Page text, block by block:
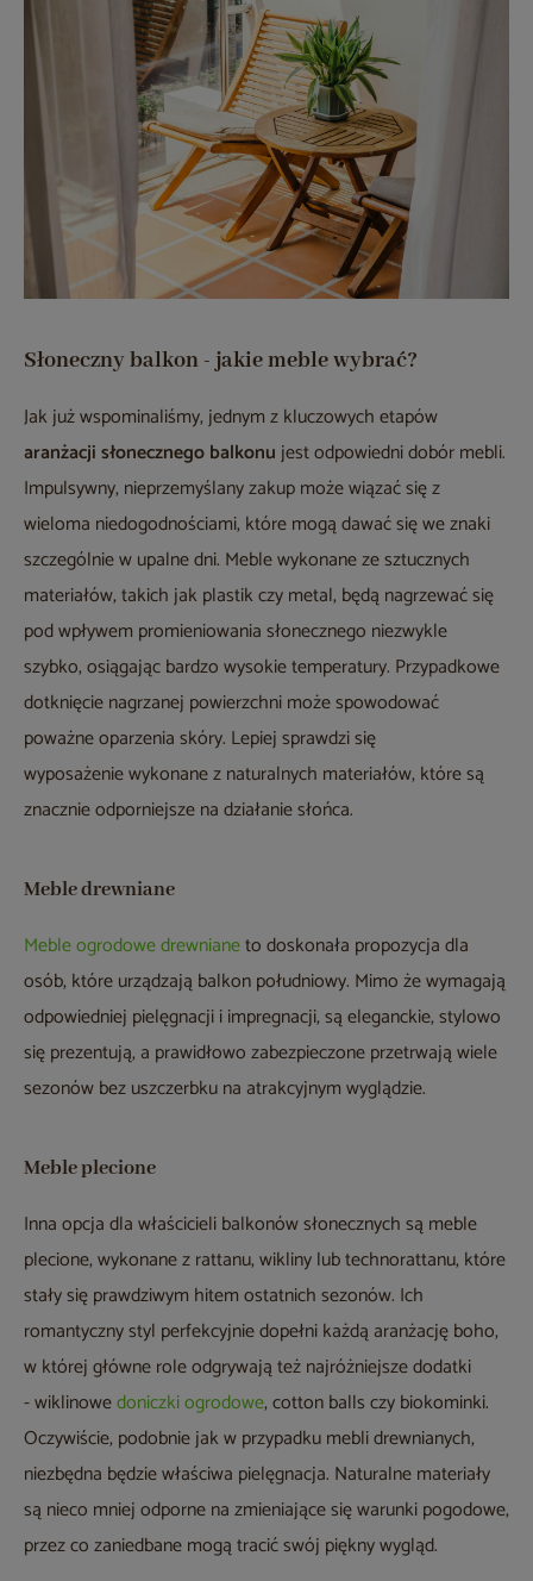
Słoneczny balkon - jakie meble wybrać?
Jak już wspominaliśmy, jednym z kluczowych etapów
aranżacji słonecznego balkonujest odpowiedni dobór mebli.
Impulsywny, nieprzemyślany zakup może wiązać się z
wieloma niedogodnościami, które mogą dawać się we znaki
szczególnie w upalne dni. Meble wykonane ze sztucznych
materiałów, takich jak plastik czy metal, będą nagrzewać się
pod wpływem promieniowania słonecznego niezwykle
szybko, osiągając bardzo wysokie temperatury. Przypadkowe
dotknięcie nagrzanej powierzchni może spowodować
poważne oparzenia skóry. Lepiej sprawdzi się
wyposażenie wykonane z naturalnych materiałów, które są
znacznie odporniejsze na działanie słońca.
Meble drewniane
Meble ogrodowe drewnianeto doskonała propozycja dla
osób, które urządzają balkon południowy. Mimo że wymagają
odpowiedniej pielęgnacji i impregnacji, są eleganckie, stylowo
się prezentują, a prawidłowo zabezpieczone przetrwają wiele
sezonów bez uszczerbku na atrakcyjnym wyglądzie.
Meble plecione
Inna opcja dla właścicieli balkonów słonecznych są meble
plecione, wykonane z rattanu, wikliny lub technorattanu, które
stały się prawdziwym hitem ostatnich sezonów. Ich
romantyczny styl perfekcyjnie dopełni każdą aranżację boho,
w której główne role odgrywają też najróżniejsze dodatki
- wiklinowedoniczki ogrodowe, cotton balls czy biokominki.
Oczywiście, podobnie jak w przypadku mebli drewnianych,
niezbędna będzie właściwa pielęgnacja. Naturalne materiały
są nieco mniej odporne na zmieniające się warunki pogodowe,
przez co zaniedbane mogą tracić swój piękny wygląd.